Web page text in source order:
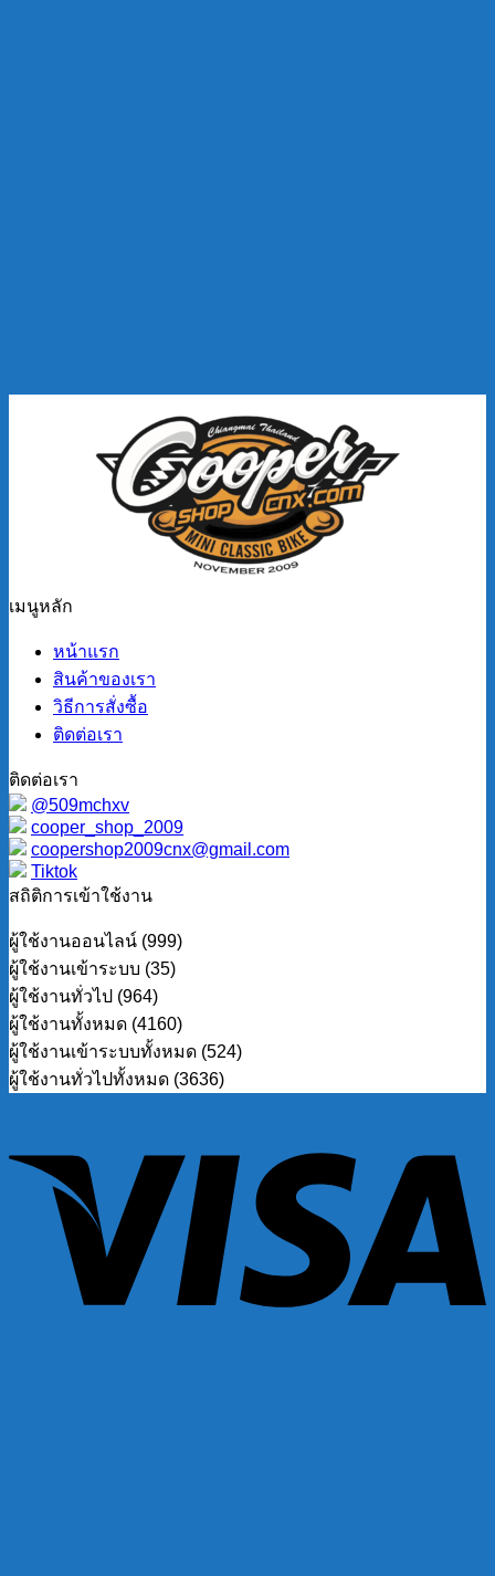
เมนูหลัก
หน้าแรก
สินค้าของเรา
วิธีการสั่งซื้อ
ติดต่อเรา
ติดต่อเรา
@509mchxv
cooper_shop_2009
coopershop2009cnx@gmail.com
Tiktok
สถิติการเข้าใช้งาน
ผู้ใช้งานออนไลน์ (999)
ผู้ใช้งานเข้าระบบ (35)
ผู้ใช้งานทั่วไป (964)
ผู้ใช้งานทั้งหมด (4160)
ผู้ใช้งานเข้าระบบทั้งหมด (524)
ผู้ใช้งานทั่วไปทั้งหมด (3636)